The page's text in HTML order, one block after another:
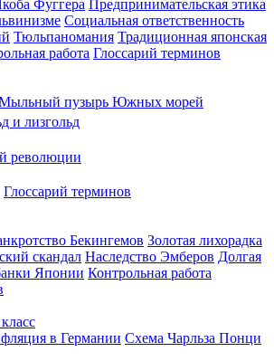
Фуггера Предпринимательская этика
Социальная ответственность
Тюльпаномания Традиционная японская
работа Глоссарий терминов
пузырь Южных морей
и лизгольд
революции
Глоссарий терминов
Бекингемов Золотая лихорадка
скандал Наследство Эмберов Долгая
Японии Контрольная работа
в Германии Схема Чарльза Понци